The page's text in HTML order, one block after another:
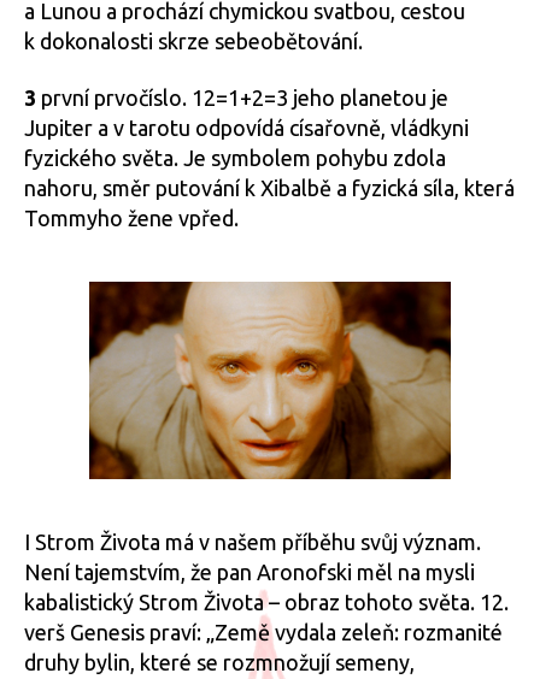
a Lunou a prochází chymickou svatbou, cestou
k dokonalosti skrze sebeobětování.
3 první prvočíslo. 12=1+2=3 jeho planetou je
Jupiter a v tarotu odpovídá císařovně, vládkyni
fyzického světa. Je symbolem pohybu zdola
nahoru, směr putování k Xibalbě a fyzická síla, která
Tommyho žene vpřed.
I Strom Života má v našem příběhu svůj význam.
Není tajemstvím, že pan Aronofski měl na mysli
kabalistický Strom Života – obraz tohoto světa. 12.
verš Genesis praví: „Země vydala zeleň: rozmanité
druhy bylin, které se rozmnožují semeny,